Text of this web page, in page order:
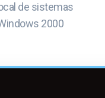
de sistemas
2000